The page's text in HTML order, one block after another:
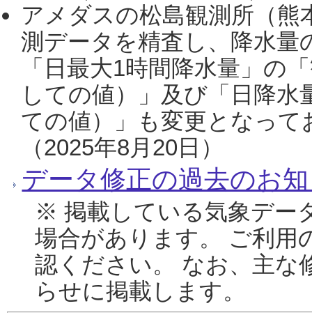
アメダスの松島観測所（熊
測データを精査し、降水
「日最大1時間降水量」の
しての値）」及び「日降
ての値）」も変更となっ
（2025年8月20日）
データ修正の過去のお
※ 掲載している気象デー
場合があります。 ご利用
認ください。 なお、主な
らせに掲載します。